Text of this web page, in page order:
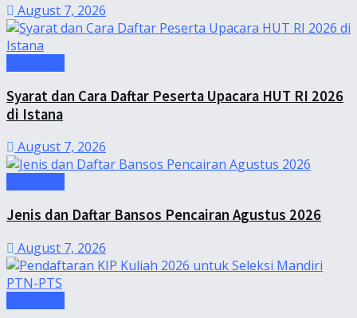
August 7, 2026
Syarat dan Cara Daftar Peserta Upacara HUT RI 2026
di Istana
August 7, 2026
Jenis dan Daftar Bansos Pencairan Agustus 2026
August 7, 2026